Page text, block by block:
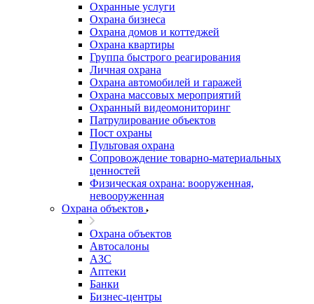
Охранные услуги
Охрана бизнеса
Охрана домов и коттеджей
Охрана квартиры
Группа быстрого реагирования
Личная охрана
Охрана автомобилей и гаражей
Охрана массовых мероприятий
Охранный видеомониторинг
Патрулирование объектов
Пост охраны
Пультовая охрана
Сопровождение товарно-материальных
ценностей
Физическая охрана: вооруженная,
невооруженная
Охрана объектов
Охрана объектов
Автосалоны
АЗС
Аптеки
Банки
Бизнес-центры